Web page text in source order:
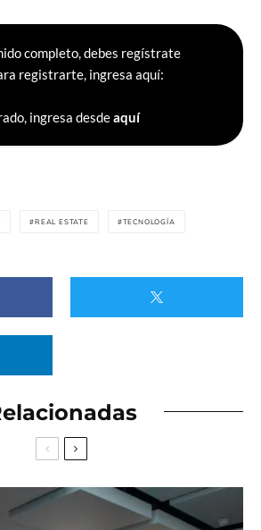
completo, debes regístrate
registrarte, ingresa aquí:
ingresa desdeaquí
REAL ESTATE TECNOLOGÍA